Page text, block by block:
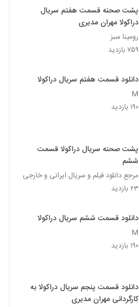
پشت صحنه قسمت هفتم سریال
دراکولا مهران مدیری
رومینا سبز
۷۵۹ بازدید
دانلود قسمت هفتم سریال دراکولا
M
۱۹۰ بازدید
پشت صحنه سریال دراکولا قسمت
ششم
مرجع دانلود فیلم و سریال ایرانی و خارجی
۲۳ بازدید
دانلود قسمت ششم سریال دراکولا
M
۱۹۰ بازدید
دانلود قسمت پنجم سریال دراکولا به
کارگردانی مهران مدیری